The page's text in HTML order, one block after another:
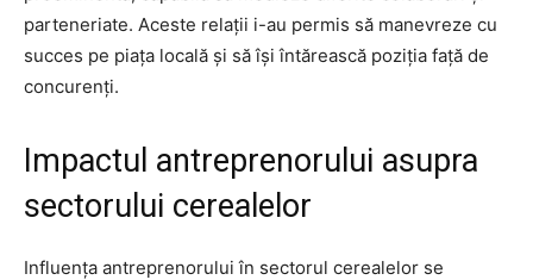
parteneriate. Aceste relații i-au permis să manevreze cu
succes pe piața locală și să își întărească poziția față de
concurenți.
Impactul antreprenorului asupra
sectorului cerealelor
Influența antreprenorului în sectorul cerealelor se